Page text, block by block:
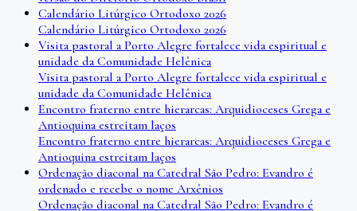
Calendário Litúrgico Ortodoxo 2026
Calendário Litúrgico Ortodoxo 2026
Visita pastoral a Porto Alegre fortalece vida espiritual e
unidade da Comunidade Helênica
Visita pastoral a Porto Alegre fortalece vida espiritual e
unidade da Comunidade Helênica
Encontro fraterno entre hierarcas: Arquidioceses Grega e
Antioquina estreitam laços
Encontro fraterno entre hierarcas: Arquidioceses Grega e
Antioquina estreitam laços
Ordenação diaconal na Catedral São Pedro: Evandro é
ordenado e recebe o nome Arxênios
Ordenação diaconal na Catedral São Pedro: Evandro é